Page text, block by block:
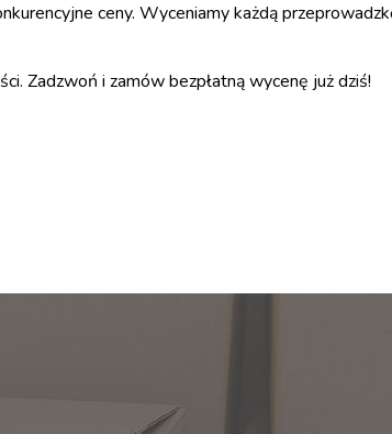
ceny. Wyceniamy każdą
Zadzwoń i zamów bezpłatną wycenę już dziś!